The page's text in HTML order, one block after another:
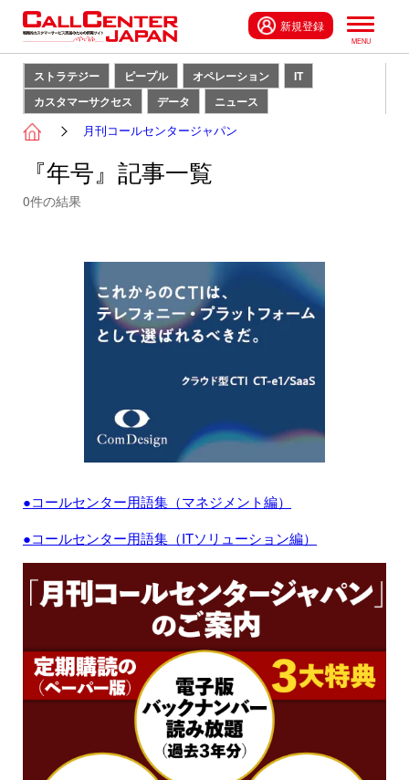
新規登録
ストラテジー ピープル オペレーション
IT
カスタマーサクセス
データ ニュース
月刊コールセンタージャパン
『年号』記事一覧
0件の結果
●コールセンター用語集（マネジメント編）
●コールセンター用語集（ITソリューション編）